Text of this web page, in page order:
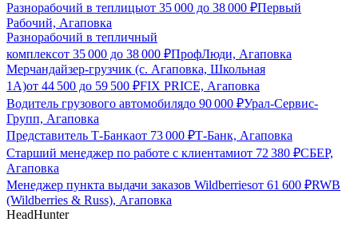
Разнорабочий в теплицыот 35 000 до 38 000 ₽Первый
Рабочий, Агаповка
Разнорабочий в тепличный
комплексот 35 000 до 38 000 ₽ПрофЛюди, Агаповка
Мерчандайзер-грузчик (с. Агаповка, Школьная
1А)от 44 500 до 59 500 ₽FIX PRICE, Агаповка
Водитель грузового автомобилядо 90 000 ₽Урал-Сервис-
Групп, Агаповка
Представитель Т-Банкаот 73 000 ₽Т-Банк, Агаповка
Старший менеджер по работе с клиентамиот 72 380 ₽СБЕР,
Агаповка
Менеджер пункта выдачи заказов Wildberriesот 61 600 ₽RWB
(Wildberries & Russ), Агаповка
HeadHunter